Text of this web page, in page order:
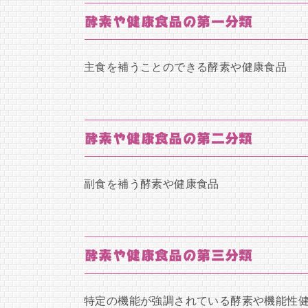
酵素や健康食品の第一分類
主食を補うことのできる酵素や健康食品
酵素や健康食品の第二分類
副食を補う酵素や健康食品
酵素や健康食品の第三分類
特定の機能が強調されている酵素や機能性